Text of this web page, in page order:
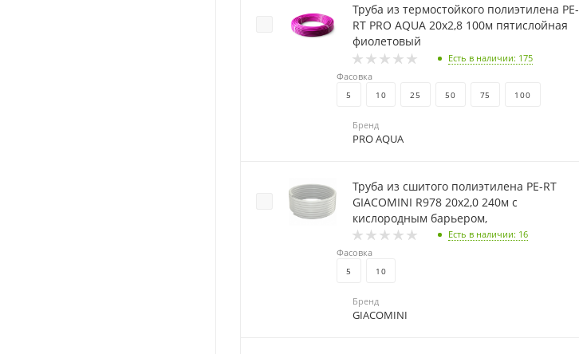
Труба из термостойкого полиэтилена PE-
RT PRO AQUA 20х2,8 100м пятислойная
фиолетовый
Есть в наличии: 175
Фасовка
5 10 25 50 75 100
Бренд
PRO AQUA
Труба из сшитого полиэтилена PE-RT
GIACOMINI R978 20х2,0 240м с
кислородным барьером,
Есть в наличии: 16
Фасовка
5 10
Бренд
GIACOMINI